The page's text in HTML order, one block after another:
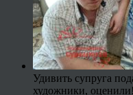
Удивить супруга
художники, оценили!